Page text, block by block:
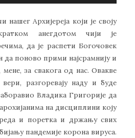
нашег Архијереја који је своју
анегдотом чији је
да је распети Богочовек
да поново прими најсрамнију и
мене, за свакога од нас. Овакве
разгоревају наду и буде
Владика Григорије да
на дисциплини коју
и поретка и држању свих
пандемије корона вируса.